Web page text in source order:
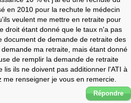
en 2010 pour la rechute le médecin
veulent me mettre en retraite pour
droit étant donné que le taux n'a pas
de demande de retraite des
ma retraite, mais étant donné
de remplir la demande de retraite
ils ne doivent pas additionner l'ATI à
renseigner je vous en remercie.
Répondre